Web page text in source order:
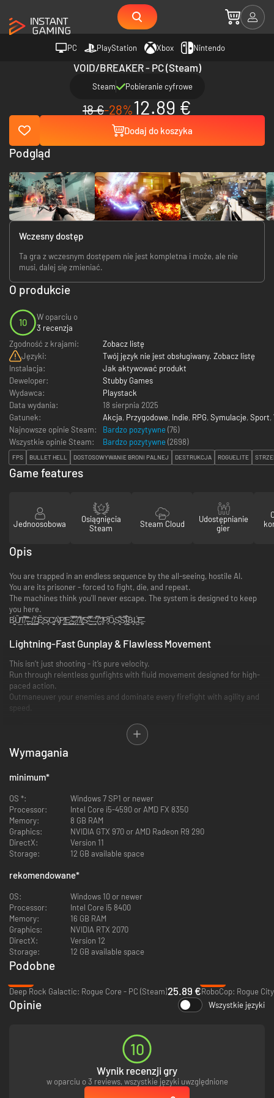
PC PlayStation Xbox Nintendo
VOID/BREAKER - PC (Steam)
Steam Pobieranie cyfrowe
18 €-28%12.89 €
Dodaj do koszyka
Wczesny dostęp
Ta gra z wczesnym dostępem nie jest kompletna i może, ale nie
musi, dalej się zmieniać.
O produkcie
10
W oparciu o
3 recenzja
Zgodność z krajami:
Zobacz listę
Języki:
Twój język nie jest obsługiwany. Zobacz listę
Instalacja:
Jak aktywować produkt
Deweloper:
Stubby Games
Wydawca:
Playstack
Data wydania:
18 sierpnia 2025
Gatunek:
Akcja, Przygodowe, Indie, RPG, Symulacje, Sport,
Najnowsze opinie Steam:
Bardzo pozytywne (76)
Wszystkie opinie Steam:
Bardzo pozytywne (2698)
FPS BULLET HELL DOSTOSOWYWANIE BRONI PALNEJ DESTRUKCJA ROGUELITE
Podgląd
Game features
Jednoosobowa
Osiągnięcia
Steam
Steam Cloud
Udostępnianie
gier
Opis
You are trapped in an endless sequence by the all-seeing, hostile AI.
You are its prisoner - forced to fight, die, and repeat.
The machines think you'll never escape. The system is designed to keep
you here.
B̷̫̬̗̈́Ȕ̸̲̾̕T̸̛̮͌̀ ̴̢͕̊͋̚ͅ ̵̠̪͙̥̄ ̸̡̼̦̬̎ ̸̣̟̺̘̀͛ ̶̛͚͔͍̍̀Ẽ̷̥͉͑̈S̷͓̑C̵̰͍̬̆̔͐A̷̡̓̀̌P̸̺͇̰͐̊͜E̷͕̼̘͇̾ ̴͚̻͎͙͋̿̂̾ ̷̡̲̗̅̋̇͘ ̸̝̖̗̀̀͒̈ ̸̛̲͌̋I̸̢̟̠̓̃ͅS̷͈͋̇̕ ̴̳̺͋̍̊̿ ̵̲̩̾ ̶̧̙̯̓͑̏ ̸̢̿̀̈́ ̵̗̦͎͂̍̓ ̸̼͎͋̕P̷͙̟̔̚Ő̵͓S̴͉̞̝̟͌S̷̜͔̤͗̿̽Ȋ̴̩̠͉̲̚Ḃ̶̙͉L̵̺̔́͝Ę̶͙̩͆̌
Lightning-Fast Gunplay & Flawless Movement
This isn’t just shooting - it’s pure velocity.
Run through relentless gunfights with fluid movement designed for high-
paced action.
Outmaneuver your enemies and dominate every firefight with agility and
speed.
Infinite Weapons. Infinite Possibilities
system.
Unlock wild synergies that turn you into an unstoppable force.
Destruction is your Advantage.
Why just shoot your enemies when you can tear down the world around
Environmental destruction isn't just for show - it's a core gameplay
Wymagania
minimum*
OS *:
Windows 7 SP1 or newer
Processor:
Intel Core i5-4590 or AMD FX 8350
Memory:
8 GB RAM
Graphics:
NVIDIA GTX 970 or AMD Radeon R9 290
DirectX:
Version 11
Storage:
12 GB available space
rekomendowane*
OS:
Windows 10 or newer
Processor:
Intel Core i5 8400
Memory:
16 GB RAM
Graphics:
NVIDIA RTX 2070
DirectX:
Version 12
Storage:
12 GB available space
Podobne
Deep Rock Galactic: Rogue Core - PC (Steam)25.89 €
Opinie Wszystkie języki
10
Wynik recenzji gry
w oparciu o 3 reviews, wszystkie języki uwzględnione